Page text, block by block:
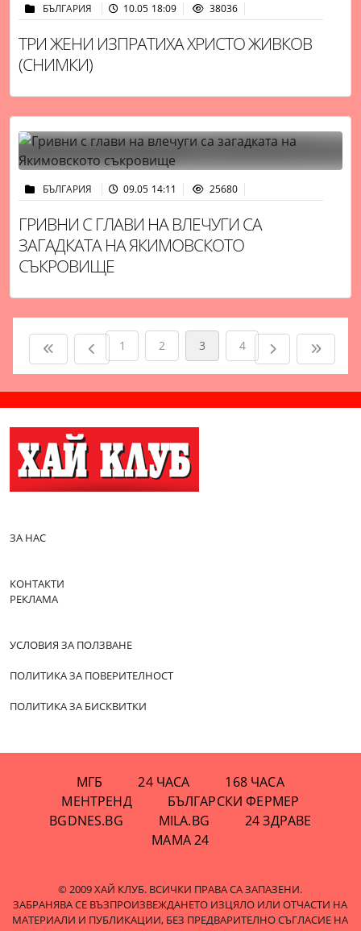
БЪЛГАРИЯ 10.05 18:09 38036
ТРИ ЖЕНИ ИЗПРАТИХА ХРИСТО ЖИВКОВ
(СНИМКИ)
БЪЛГАРИЯ 09.05 14:11 25680
ГРИВНИ С ГЛАВИ НА ВЛЕЧУГИ СА
ЗАГАДКАТА НА ЯКИМОВСКОТО
СЪКРОВИЩЕ
1 2 3 4
ЗА НАС
КОНТАКТИ
РЕКЛАМА
УСЛОВИЯ ЗА ПОЛЗВАНЕ
ПОЛИТИКА ЗА ПОВЕРИТЕЛНОСТ
ПОЛИТИКА ЗА БИСКВИТКИ
МГБ 24 ЧАСА
168 ЧАСА
МЕНТРЕНД
БЪЛГАРСКИ ФЕРМЕР
BGDNES.BG
MILA.BG
24 ЗДРАВЕ
МАМА 24
© 2009 ХАЙ КЛУБ. ВСИЧКИ ПРАВА СА ЗАПАЗЕНИ.
ЗАБРАНЯВА СЕ ВЪЗПРОИЗВЕЖДАНЕТО ИЗЦЯЛО ИЛИ ОТЧАСТИ НА
МАТЕРИАЛИ И ПУБЛИКАЦИИ, БЕЗ ПРЕДВАРИТЕЛНО СЪГЛАСИЕ НА